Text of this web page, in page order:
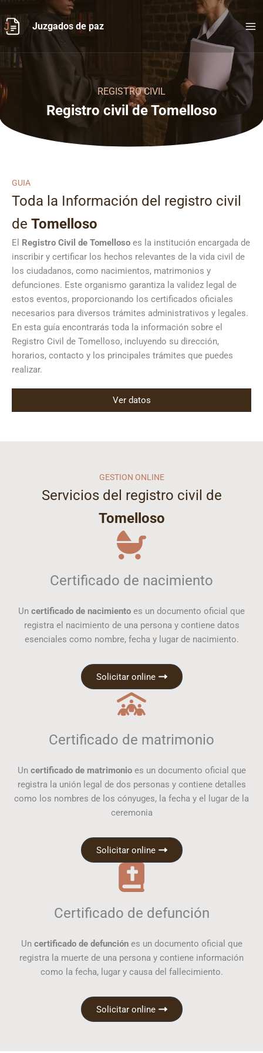
al
contenido
Juzgados de paz
REGISTRO CIVIL
Registro civil de Tomelloso
GUIA
Toda la Información del registro civil
de Tomelloso
El Registro Civil de Tomelloso es la institución encargada de
inscribir y certificar los hechos relevantes de la vida civil de
los ciudadanos, como nacimientos, matrimonios y
defunciones. Este organismo garantiza la validez legal de
estos eventos, proporcionando los certificados oficiales
necesarios para diversos trámites administrativos y legales.
En esta guía encontrarás toda la información sobre el
Registro Civil de Tomelloso, incluyendo su dirección,
horarios, contacto y los principales trámites que puedes
realizar.
Ver datos
GESTION ONLINE
Servicios del registro civil de
Tomelloso
Certificado de nacimiento
Un certificado de nacimiento es un documento oficial que
registra el nacimiento de una persona y contiene datos
esenciales como nombre, fecha y lugar de nacimiento.
Solicitar online
Certificado de matrimonio
Un certificado de matrimonioes un documento oficial que
registra la unión legal de dos personas y contiene detalles
como los nombres de los cónyuges, la fecha y el lugar de la
ceremonia
Solicitar online
Certificado de defunción
Un certificado de defunciónes un documento oficial que
registra la muerte de una persona y contiene información
como la fecha, lugar y causa del fallecimiento.
Solicitar online